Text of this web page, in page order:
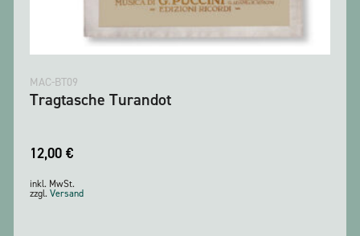
MAC-BT09
Tragtasche Turandot
12,00 €
inkl. MwSt.
zzgl. Versand